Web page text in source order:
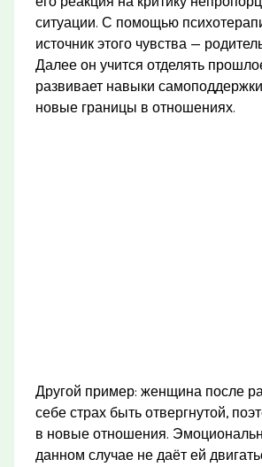
ситуации. С помощью
источник этого чувства —
Далее он учится отделять
развивает навыки
новые границы в отношениях.
Другой пример: женщина после
себе страх быть отвергнутой,
в новые отношения.
данном случае не даёт ей